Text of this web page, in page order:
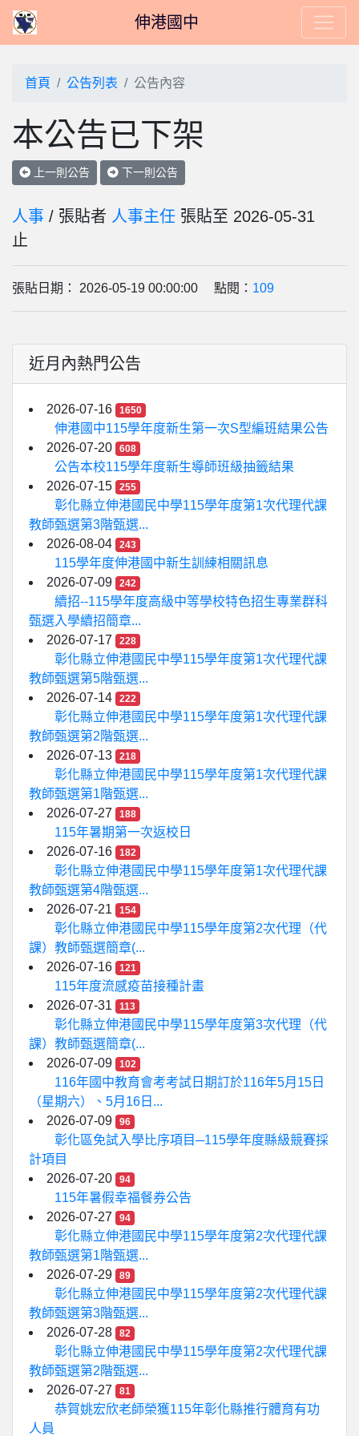
伸港國中
首頁 公告列表 公告內容
本公告已下架
上一則公告 下一則公告
人事 / 張貼者 人事主任 張貼至 2026-05-31
止
張貼日期： 2026-05-19 00:00:00 點閱： 109
近月內熱門公告
2026-07-16 1650
伸港國中115學年度新生第一次S型編班結果公告
2026-07-20
608
公告本校115學年度新生導師班級抽籤結果
2026-07-15
255
彰化縣立伸港國民中學115學年度第1次代理代課
教師甄選第3階甄選...
2026-08-04
243
115學年度伸港國中新生訓練相關訊息
2026-07-09
242
續招--115學年度高級中等學校特色招生專業群科
甄選入學續招簡章...
2026-07-17
228
彰化縣立伸港國民中學115學年度第1次代理代課
教師甄選第5階甄選...
2026-07-14
222
彰化縣立伸港國民中學115學年度第1次代理代課
教師甄選第2階甄選...
2026-07-13
218
彰化縣立伸港國民中學115學年度第1次代理代課
教師甄選第1階甄選...
2026-07-27
188
115年暑期第一次返校日
2026-07-16
182
彰化縣立伸港國民中學115學年度第1次代理代課
教師甄選第4階甄選...
2026-07-21
154
彰化縣立伸港國民中學115學年度第2次代理（代
課）教師甄選簡章(...
2026-07-16
121
115年度流感疫苗接種計畫
2026-07-31
113
彰化縣立伸港國民中學115學年度第3次代理（代
課）教師甄選簡章(...
2026-07-09
102
116年國中教育會考考試日期訂於116年5月15日
（星期六）、5月16日...
2026-07-09
96
彰化區免試入學比序項目─115學年度縣級競賽採
計項目
2026-07-20
94
115年暑假幸福餐券公告
2026-07-27
94
彰化縣立伸港國民中學115學年度第2次代理代課
教師甄選第1階甄選...
2026-07-29
89
彰化縣立伸港國民中學115學年度第2次代理代課
教師甄選第3階甄選...
2026-07-28
82
彰化縣立伸港國民中學115學年度第2次代理代課
教師甄選第2階甄選...
2026-07-27
81
恭賀姚宏欣老師榮獲115年彰化縣推行體育有功
人員